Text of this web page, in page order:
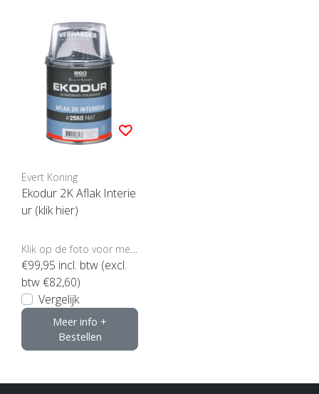
Evert Koning
Ekodur 2K Aflak Interie
ur (klik hier)
€99,95 incl. btw (excl.
btw €82,60)
Vergelijk
Meer info +
Bestellen